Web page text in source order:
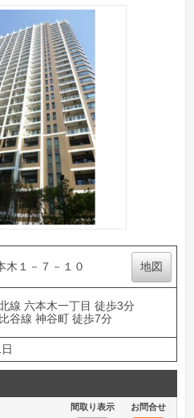
木１－７－１０ 地図
線 六本木一丁目 徒歩3分
谷線 神谷町 徒歩7分
間取り表示 お問合せ